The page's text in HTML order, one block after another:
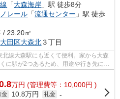
「大森海岸 」駅 徒歩8分
レール 「流通センター 」駅 徒歩
/ 23.20㎡
大田区大森北３丁目
線大森駅にも近くて便利。家から大森
に駅が2つあるため、用途や行き先に応
イ...
万円 (管理費等：10,000円 )
金 10.8万円 礼金 -